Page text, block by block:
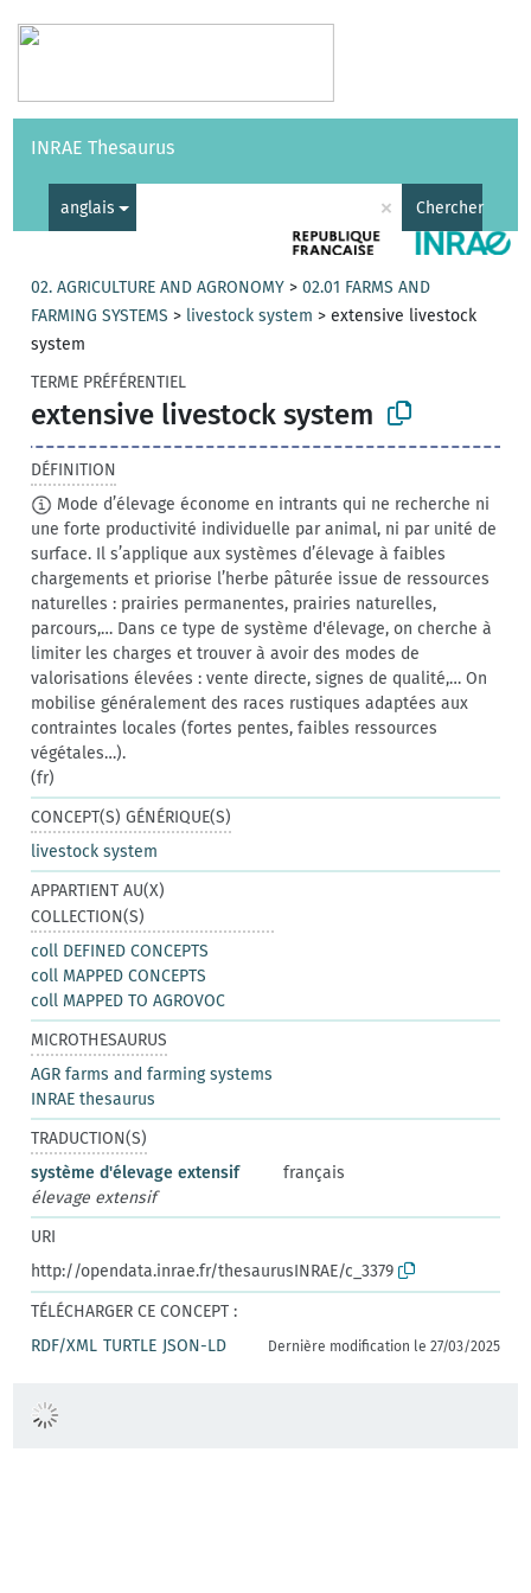
Vocabulaires API
INRAE Thesaurus
anglais × Chercher
02. AGRICULTURE AND AGRONOMY >02.01 FARMS AND
FARMING SYSTEMS > livestock system >extensive livestock
system
TERME PRÉFÉRENTIEL
extensive livestock system
DÉFINITION
Mode d’élevage économe en intrants qui ne recherche ni
une forte productivité individuelle par animal, ni par unité de
surface. Il s’applique aux systèmes d’élevage à faibles
chargements et priorise l’herbe pâturée issue de ressources
naturelles : prairies permanentes, prairies naturelles,
parcours,… Dans ce type de système d'élevage, on cherche à
limiter les charges et trouver à avoir des modes de
valorisations élevées : vente directe, signes de qualité,… On
mobilise généralement des races rustiques adaptées aux
contraintes locales (fortes pentes, faibles ressources
végétales…).
(fr)
CONCEPT(S) GÉNÉRIQUE(S)
livestock system
APPARTIENT AU(X)
COLLECTION(S)
coll DEFINED CONCEPTS
coll MAPPED CONCEPTS
coll MAPPED TO AGROVOC
MICROTHESAURUS
AGR farms and farming systems
INRAE thesaurus
TRADUCTION(S)
système d'élevage extensif
français
élevage extensif
URI
http://opendata.inrae.fr/thesaurusINRAE/c_3379
TÉLÉCHARGER CE CONCEPT :
RDF/XML TURTLE JSON-LD Dernière modification le 27/03/2025